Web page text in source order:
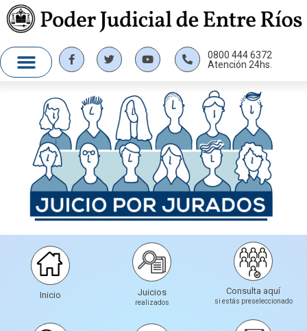
0800 444 6372
Atención 24hs.
Inicio Juicios
realizados
Consulta aquí
si estás preseleccionado